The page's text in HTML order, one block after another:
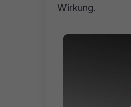
Wirkung.